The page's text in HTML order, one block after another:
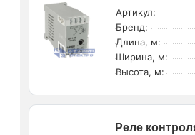
Артикул:
Бренд:
Длина, м:
Ширина, м:
Высота, м:
Реле